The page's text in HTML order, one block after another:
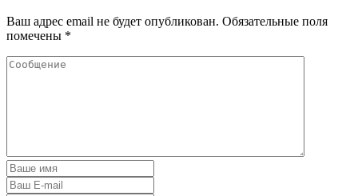
Ваш адрес email не будет опубликован. Обязательные поля
помечены *